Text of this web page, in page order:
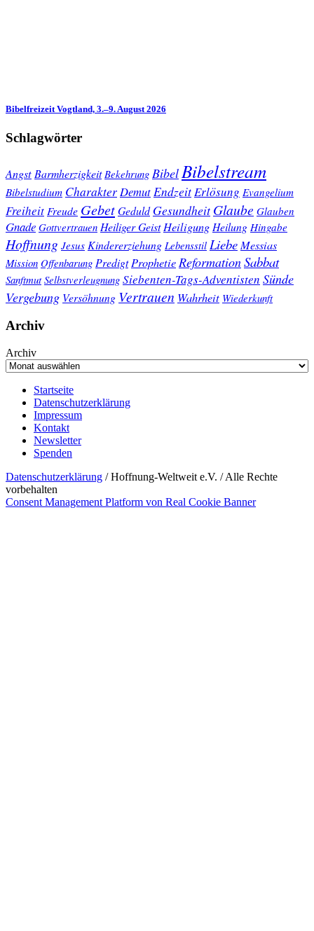
Bibelfreizeit Vogtland, 3.–9. August 2026
Schlagwörter
Angst Barmherzigkeit Bekehrung Bibel Bibelstream
Bibelstudium Charakter Demut EndzeitErlösung Evangelium
Freiheit Freude GebetGeduld Gesundheit Glaube Glauben
Gnade Gottvertrauen Heiliger Geist Heiligung Heilung Hingabe
Hoffnung Jesus Kindererziehung Lebensstil Liebe Messias
Mission Offenbarung Predigt Prophetie ReformationSabbat
Sanftmut Selbstverleugnung Siebenten-Tags-Adventisten Sünde
Vergebung Versöhnung Vertrauen Wahrheit Wiederkunft
Archiv
Archiv
Startseite
Datenschutzerklärung
Impressum
Kontakt
Newsletter
Spenden
Datenschutzerklärung / Hoffnung-Weltweit e.V. / Alle Rechte
vorbehalten
Consent Management Platform von Real Cookie Banner